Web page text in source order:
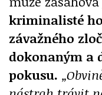
kriminalisté
závažného
dokonaným a
pokusu.